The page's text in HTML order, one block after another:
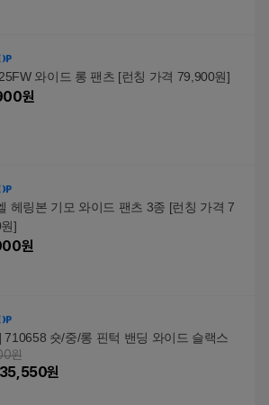
와이드 롱 팬츠 [런칭 가격 79,900원]
원
헤링본 기모 와이드 팬츠 3종 [런칭 가격 7
]
원
710658 숏/중/롱 핀턱 밴딩 와이드 슬랙스
원
35,550원